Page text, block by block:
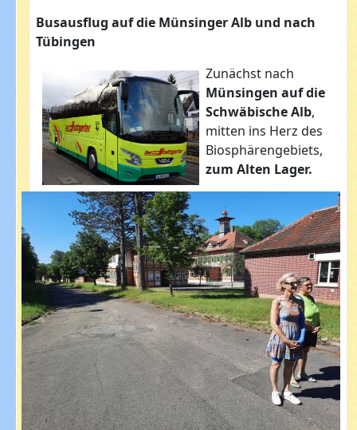
Busausflug auf die Münsinger Alb und nach
Tübingen
Zunächst nach
Münsingen auf die
Schwäbische Alb,
mitten ins Herz des
Biosphärengebiets,
zum Alten Lager.